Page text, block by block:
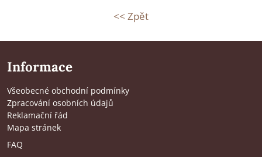
<< Zpět
Informace
Všeobecné obchodní podmínky
Zpracování osobních údajů
Reklamační řád
Mapa stránek
FAQ